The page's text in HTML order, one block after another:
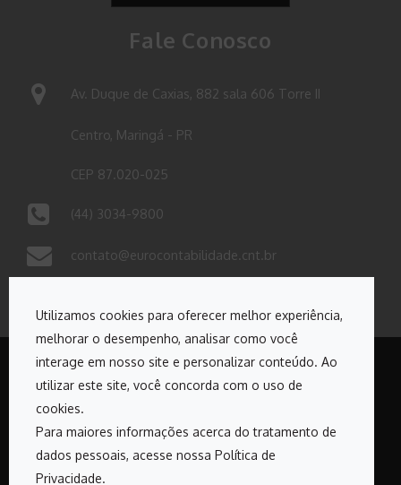
Utilizamos cookies para oferecer melhor experiência,
melhorar o desempenho, analisar como você
interage em nosso site e personalizar conteúdo. Ao
utilizar este site, você concorda com o uso de
cookies.
Para maiores informações acerca do tratamento de
dados pessoais, acesse nossa Política de
Privacidade.
Fale Conosco
Av. Duque de Caxias, 882 sala 606 Torre II
Centro, Maringá - PR
CEP 87.020-025
(44) 3034-9800
contato@eurocontabilidade.cnt.br
Copyrights © 2026. Todos os direitos reservados Euro
Desenvolvido por: